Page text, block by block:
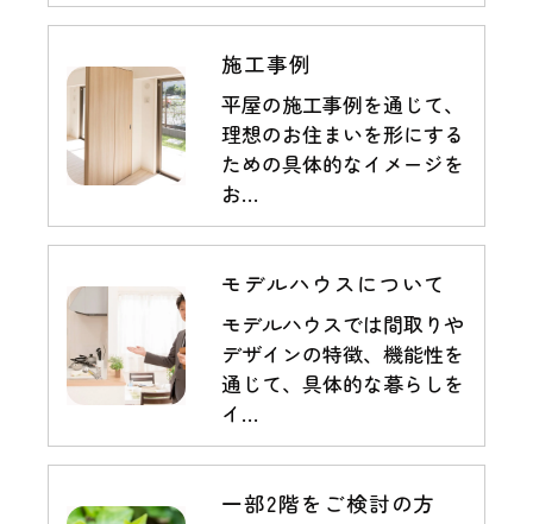
施工事例
平屋の施工事例を通じて、
理想のお住まいを形にする
ための具体的なイメージを
お…
モデルハウスについて
モデルハウスでは間取りや
デザインの特徴、機能性を
通じて、具体的な暮らしを
イ…
一部2階をご検討の方